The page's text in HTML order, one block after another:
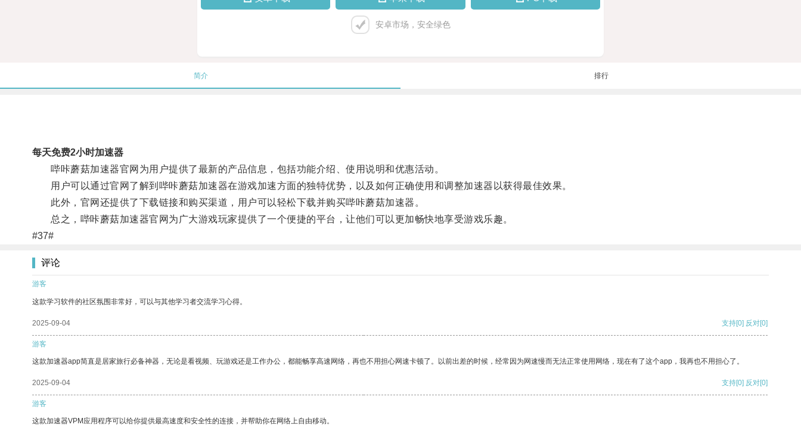
安卓市场，安全绿色
简介 排行
每天免费2小时加速器
哔咔蘑菇加速器官网为用户提供了最新的产品信息，包括功能介绍、使用说明和优惠活动。
用户可以通过官网了解到哔咔蘑菇加速器在游戏加速方面的独特优势，以及如何正确使用和调整加速器以获得最佳效果。
此外，官网还提供了下载链接和购买渠道，用户可以轻松下载并购买哔咔蘑菇加速器。
总之，哔咔蘑菇加速器官网为广大游戏玩家提供了一个便捷的平台，让他们可以更加畅快地享受游戏乐趣。
#37#
评论
游客
这款学习软件的社区氛围非常好，可以与其他学习者交流学习心得。
2025-09-04 支持[0] 反对[0]
游客
这款加速器app简直是居家旅行必备神器，无论是看视频、玩游戏还是工作办公，都能畅享高速网络，再也不用担心网速卡顿了。以前出差的时候，经常因为网速慢而无法正常使用网络，现在有了这个app，我再也不用担心了。
2025-09-04 支持[0] 反对[0]
游客
这款加速器VPM应用程序可以给你提供最高速度和安全性的连接，并帮助你在网络上自由移动。